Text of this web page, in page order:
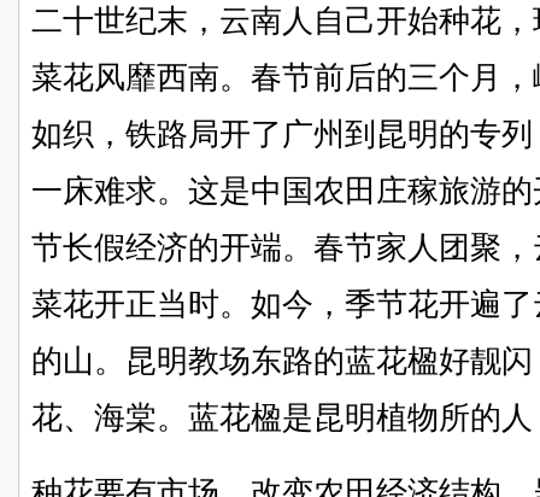
二十世纪末，云南人自己开始种花
菜花风靡西南。春节前后的三个月
如织，铁路局开了广州到昆明的专
一床难求。这是中国农田庄稼旅游
节长假经济的开端。春节家人团聚
菜花开正当时。如今，季节花开遍
的山。昆明教场东路的蓝花楹好靓
花、海棠。蓝花楹是昆明植物所的